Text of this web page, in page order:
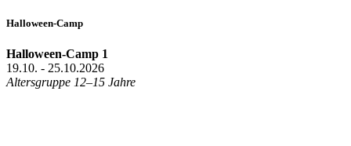
Halloween-Camp
Halloween-Camp 1
19.10. - 25.10.2026
Altersgruppe 12–15 Jahre